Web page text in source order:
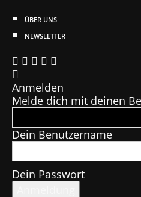
ÜBER UNS
NEWSLETTER
Anmelden
Melde dich mit deinen
Dein Benutzername
Dein Passwort